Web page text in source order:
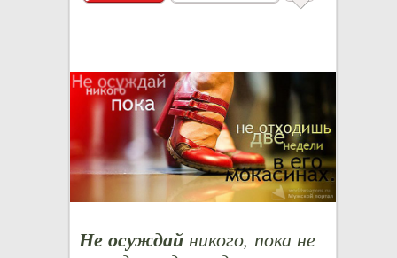
Не осуждай никого, пока не